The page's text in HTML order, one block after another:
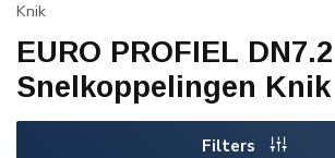
Knik
EURO PROFIEL DN7.2 |
Snelkoppelingen Knik
Filters